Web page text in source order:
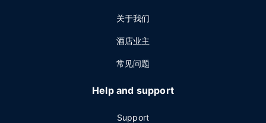
关于我们
酒店业主
常见问题
Help and support
Support